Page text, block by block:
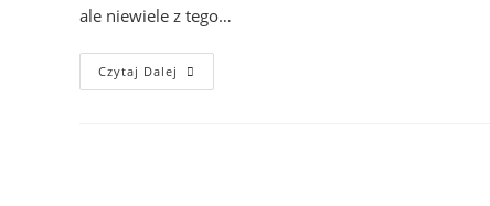
ale niewiele z tego…
Czytaj Dalej